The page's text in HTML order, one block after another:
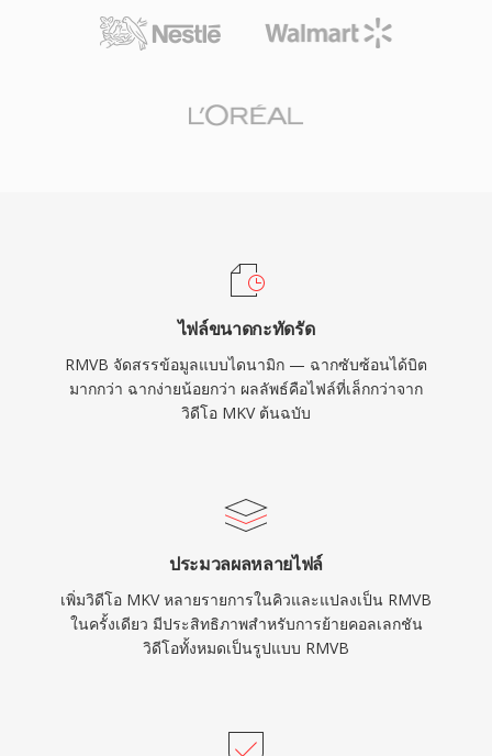
สื่อส่วนตัว
จำกัดแต่ผู้ชมยังคงต้องการคุณภาพภาพที่สมเหตุสม
กับ H.264 ในแนวทางการบีบอัด ไฟล์ RMVB รองรับ
ให้การปรับปรุงคุณภาพจากการเข้ารหัสบิตเรต
H.264 และรูปแบบสมัยใหม่อื่นๆ สำหรับการใช้งาน
ส่วนใหญ่ แต่ยังคงมีฐานผู้ใช้ในตลาดเอเชียและพบ
ได้ในคลังสื่อออนไลน์และคอลเลกชันวิดีโอส่วนตัว
ไฟล์ขนาดกะทัดรัด
RMVB จัดสรรข้อมูลแบบไดนามิก — ฉากซับซ้อนได้บิต
มากกว่า ฉากง่ายน้อยกว่า ผลลัพธ์คือไฟล์ที่เล็กกว่าจาก
วิดีโอ MKV ต้นฉบับ
ประมวลผลหลายไฟล์
เพิ่มวิดีโอ MKV หลายรายการในคิวและแปลงเป็น RMVB
ในครั้งเดียว มีประสิทธิภาพสำหรับการย้ายคอลเลกชัน
วิดีโอทั้งหมดเป็นรูปแบบ RMVB